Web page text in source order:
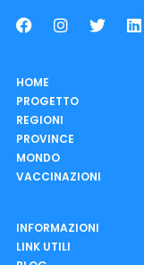
HOME
PROGETTO
REGIONI
PROVINCE
MONDO
VACCINAZIONI
INFORMAZIONI
LINK UTILI